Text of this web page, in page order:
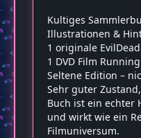
Kultiges
Illustrationen &
1 originale EvilDead
1 DVD Film
Seltene Edition –
Sehr guter
Buch ist ein echter
und wirkt wie ein
Filmuniversum.